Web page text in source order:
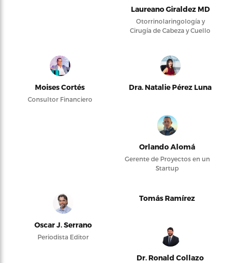
Laureano Giraldez MD
Otorrinolaringología y
Cirugía de Cabeza y Cuello
Moises Cortés
Consultor Financiero
Dra. Natalie Pérez Luna
Orlando Alomá
Gerente de Proyectos en un
Startup
Oscar J. Serrano
Periodista Editor
Tomás Ramírez
Dr. Ronald Collazo